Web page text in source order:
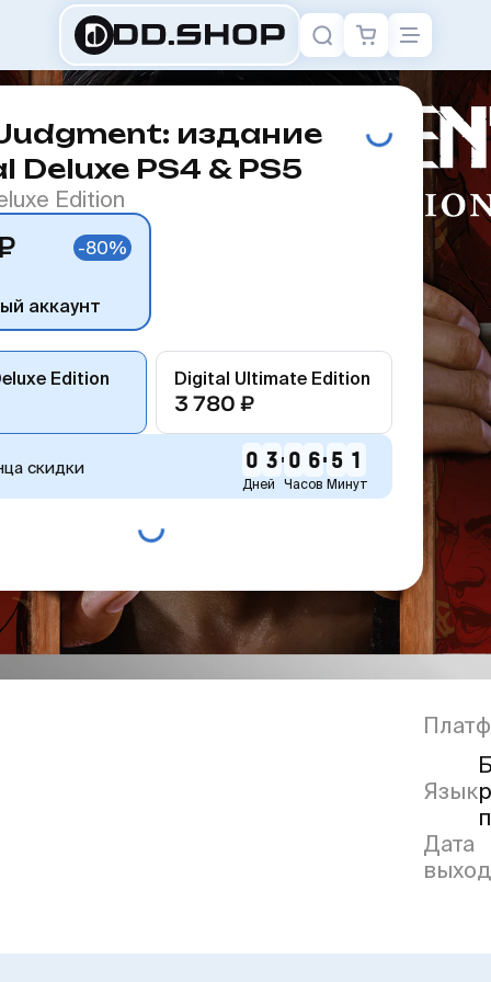
издание
Deluxe PS4 & PS5
Edition
-80%
аккаунт
Edition Digital Ultimate Edition
3 780 ₽
скидки 0 3
Дней
0 6
Часов
5 1
Минут
Язык
Дата